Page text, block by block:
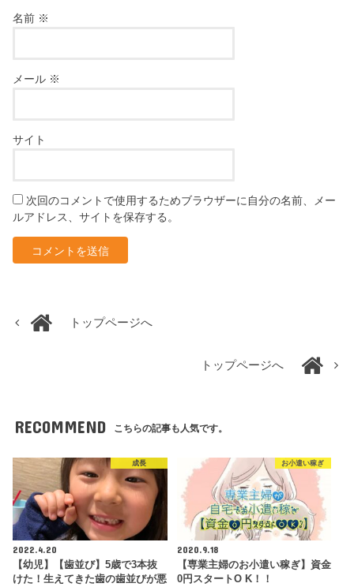
名前 ※
メール ※
サイト
次回のコメントで使用するためブラウザーに自分の名前、メー
ルアドレス、サイトを保存する。
トップページへ
トップページへ
RECOMMEND こちらの記事も人気です。
成長
2022.4.20
【幼児】【歯並び】5歳で3本抜
けた！生えてきた歯の歯並びが悪
お小遣い稼ぎ
2020.9.18
【専業主婦のお小遣い稼ぎ】資金
0円スタートO K！！